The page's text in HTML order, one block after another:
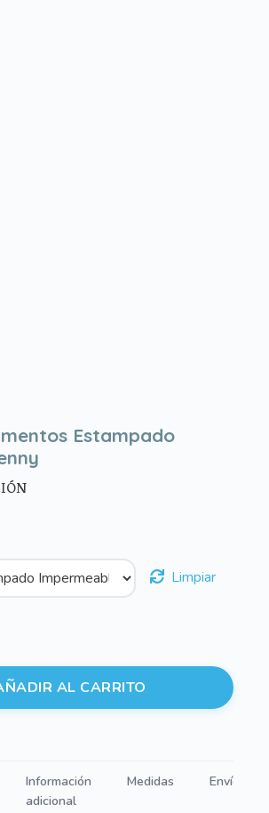
Estampado
Limpiar
AL CARRITO
Información
adicional
Medidas Envíos